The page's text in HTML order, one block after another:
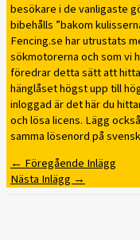
besökare i de vanligaste
bibehålls ”bakom
Fencing.se har utrustats
sökmotorerna och som vi
föredrar detta sätt att
hänglåset högst upp till
inloggad är det här du
och lösa licens. Lägg
samma lösenord på
←Föregående Inlägg
Nästa Inlägg→